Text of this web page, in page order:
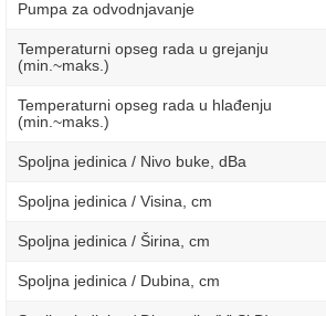
Pumpa za odvodnjavanje
Temperaturni opseg rada u grejanju
(min.~maks.)
Temperaturni opseg rada u hlađenju
(min.~maks.)
Spoljna jedinica / Nivo buke, dBa
Spoljna jedinica / Visina, сm
Spoljna jedinica / Širina, сm
Spoljna jedinica / Dubina, сm